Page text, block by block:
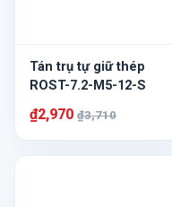
Tán trụ tự giữ thép
ROST-7.2-M5-12-S
₫2,970 ₫3,710